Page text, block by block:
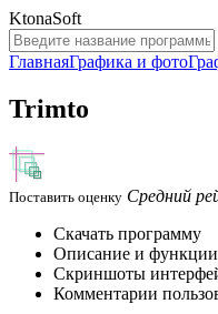
KtonaSoft
ГлавнаяГрафика и фото
Trimto
Поставить оценку Средний
Скачать программу
Описание и функции
Скриншоты
Комментарии